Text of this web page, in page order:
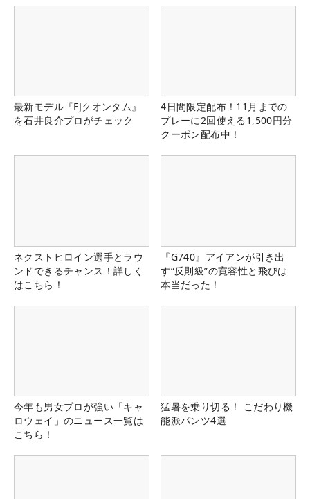
最新モデル『FJクオンタム』
を石井良介プロがチェック
4日間限定配布！11月までの
プレーに2回使える1,500円分
クーポン配布中！
ネクストヒロイン選手とラウ
ンドできるチャンス！詳しく
はこちら！
『G740』アイアンが引き出
す“反則級”の寛容性と飛びは
本当だった！
今年も男女プロが強い「キャ
ロウェイ」のニュース一覧は
こちら！
猛暑を乗り切る！ こだわり機
能派パンツ4選